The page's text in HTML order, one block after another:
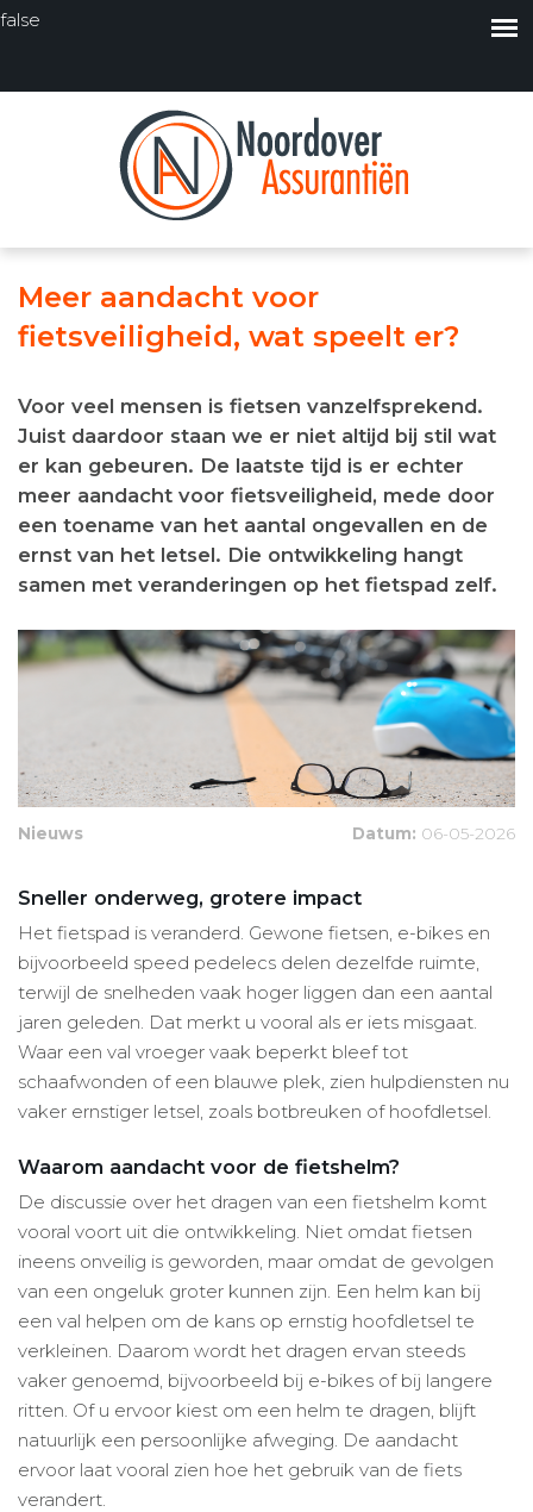
false
Meer aandacht voor
fietsveiligheid, wat speelt er?
Voor veel mensen is fietsen vanzelfsprekend.
Juist daardoor staan we er niet altijd bij stil wat
er kan gebeuren. De laatste tijd is er echter
meer aandacht voor fietsveiligheid, mede door
een toename van het aantal ongevallen en de
ernst van het letsel. Die ontwikkeling hangt
samen met veranderingen op het fietspad zelf.
Nieuws Datum: 06-05-2026
Sneller onderweg, grotere impact
Het fietspad is veranderd. Gewone fietsen, e-bikes en
bijvoorbeeld speed pedelecs delen dezelfde ruimte,
terwijl de snelheden vaak hoger liggen dan een aantal
jaren geleden. Dat merkt u vooral als er iets misgaat.
Waar een val vroeger vaak beperkt bleef tot
schaafwonden of een blauwe plek, zien hulpdiensten nu
vaker ernstiger letsel, zoals botbreuken of hoofdletsel.
Waarom aandacht voor de fietshelm?
De discussie over het dragen van een fietshelm komt
vooral voort uit die ontwikkeling. Niet omdat fietsen
ineens onveilig is geworden, maar omdat de gevolgen
van een ongeluk groter kunnen zijn. Een helm kan bij
een val helpen om de kans op ernstig hoofdletsel te
verkleinen. Daarom wordt het dragen ervan steeds
vaker genoemd, bijvoorbeeld bij e-bikes of bij langere
ritten. Of u ervoor kiest om een helm te dragen, blijft
natuurlijk een persoonlijke afweging. De aandacht
ervoor laat vooral zien hoe het gebruik van de fiets
verandert.